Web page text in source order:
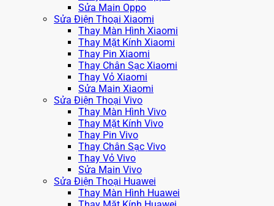
Sửa Main Oppo
Sửa Điện Thoại Xiaomi
Thay Màn Hình Xiaomi
Thay Mặt Kính Xiaomi
Thay Pin Xiaomi
Thay Chân Sạc Xiaomi
Thay Vỏ Xiaomi
Sửa Main Xiaomi
Sửa Điện Thoại Vivo
Thay Màn Hình Vivo
Thay Mặt Kính Vivo
Thay Pin Vivo
Thay Chân Sạc Vivo
Thay Vỏ Vivo
Sửa Main Vivo
Sửa Điện Thoại Huawei
Thay Màn Hình Huawei